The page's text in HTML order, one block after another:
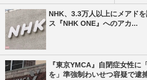
NHK、3.3万人以上にメアド
ス『NHK ONE』へのアカ...
『東京YMCA』自閉症女性に
を」準強制わいせつ容疑で逮